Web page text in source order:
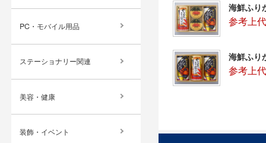
海鮮ふり
参考上
海鮮ふり
参考上
PC・モバイル用品
ステーショナリー関連
美容・健康
装飾・イベント